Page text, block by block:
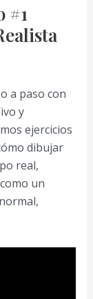
#1
a paso con
y
ejercicios
dibujar
real,
un